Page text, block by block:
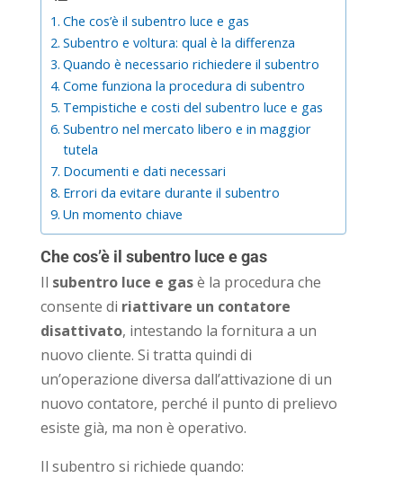
Che cos’è il subentro luce e gas
Subentro e voltura: qual è la differenza
Quando è necessario richiedere il subentro
Come funziona la procedura di subentro
Tempistiche e costi del subentro luce e gas
Subentro nel mercato libero e in maggior
tutela
Documenti e dati necessari
Errori da evitare durante il subentro
Un momento chiave
Che cos’è il subentro luce e gas
Il subentro luce e gasè la procedura che
consente di riattivare un contatore
disattivato, intestando la fornitura a un
nuovo cliente. Si tratta quindi di
un’operazione diversa dall’attivazione di un
nuovo contatore, perché il punto di prelievo
esiste già, ma non è operativo.
Il subentro si richiede quando: